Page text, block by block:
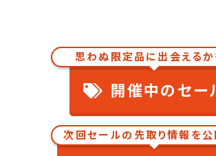
思わぬ限定品に出会えるか
開催中のセー
次回セールの先取り情報を公